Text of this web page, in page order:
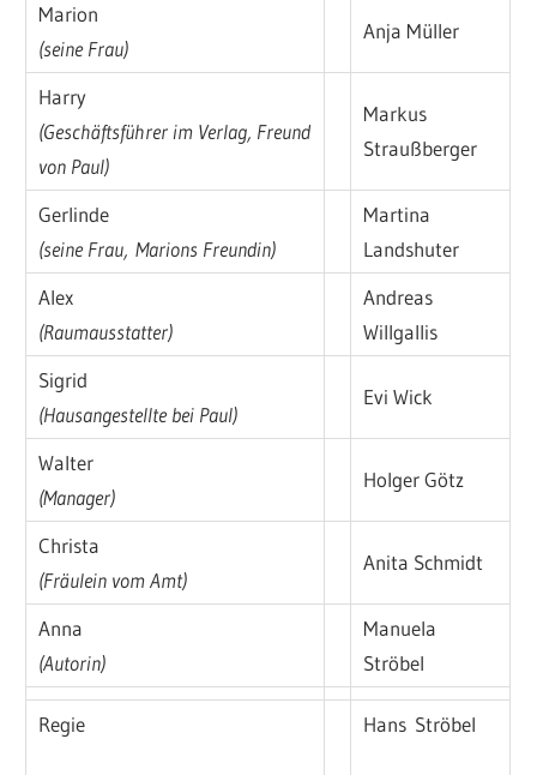
Marion
(seine Frau)
Anja Müller
Harry
(Geschäftsführer im Verlag, Freund
von Paul)
Markus
Straußberger
Gerlinde
(seine Frau, Marions Freundin)
Martina
Landshuter
Alex
(Raumausstatter)
Andreas
Willgallis
Sigrid
(Hausangestellte bei Paul)
Evi Wick
Walter
(Manager)
Holger Götz
Christa
(Fräulein vom Amt)
Anita Schmidt
Anna
(Autorin)
Manuela
Ströbel
Regie Hans Ströbel